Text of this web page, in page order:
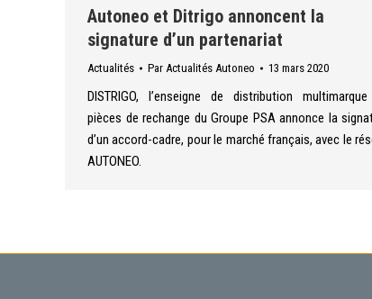
Autoneo et Ditrigo annoncent la
signature d’un partenariat
Actualités Par Actualités Autoneo 13 mars 2020
DISTRIGO, l’enseigne de distribution
pièces de rechange du Groupe PSA annonce la
d’un accord-cadre, pour le marché français, avec le
AUTONEO.